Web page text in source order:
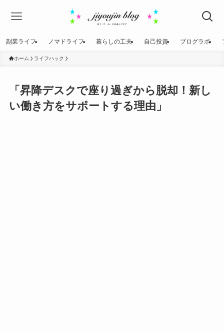
副業ライフ ノマドライフ 暮らしの工夫 自己投資 ブログラボ
ホーム ライフハック
「昇降デスクで座り過ぎから脱却！新し
い働き方をサポートする理由」